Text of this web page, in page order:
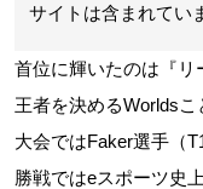
サイトは含まれてい
首位に輝いたのは『リ
王者を決めるWorlds
大会ではFaker選手（
勝戦ではeスポーツ史